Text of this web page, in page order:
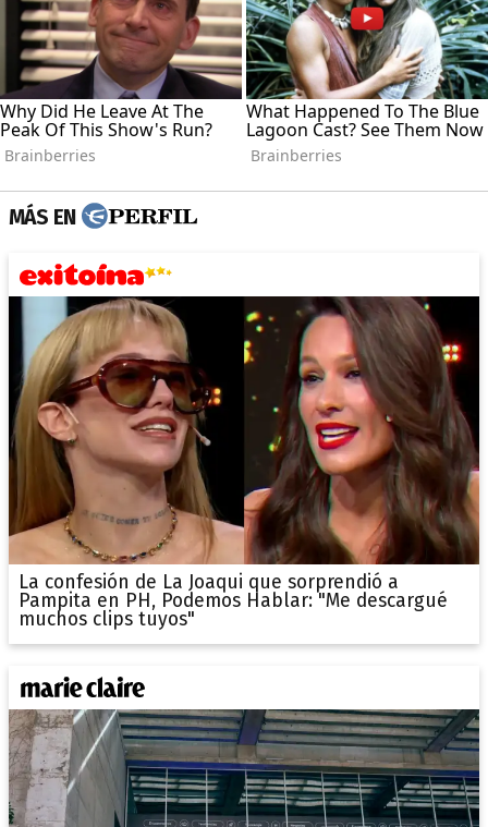
MÁS EN
La confesión de La Joaqui que sorprendió a
Pampita en PH, Podemos Hablar: "Me descargué
muchos clips tuyos"